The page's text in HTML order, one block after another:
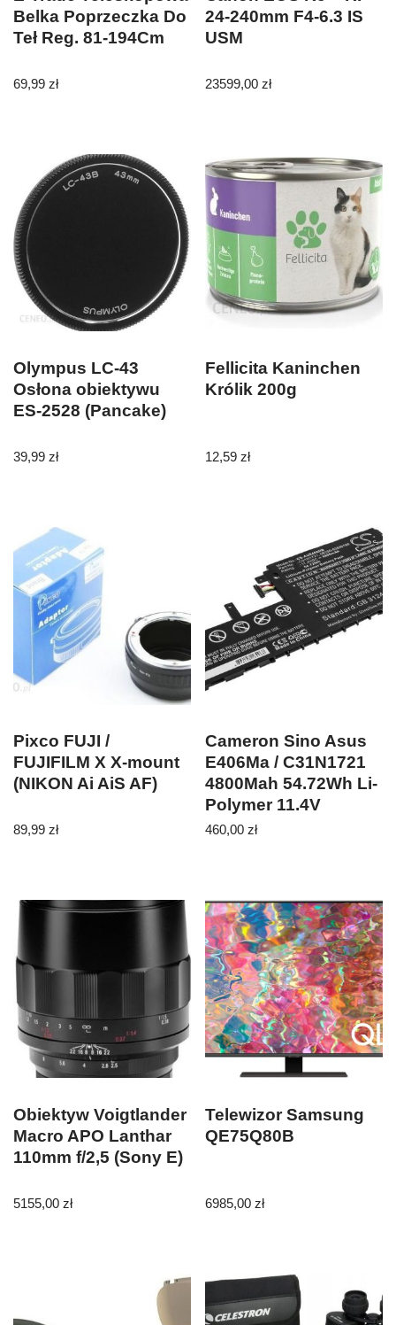
Belka Poprzeczka Do
Teł Reg. 81-194Cm
69,99 zł
24-240mm F4-6.3 IS
USM
23599,00zł
Olympus LC-43
Osłona obiektywu
ES-2528 (Pancake)
39,99 zł
Fellicita Kaninchen
Królik 200g
12,59zł
Pixco FUJI /
FUJIFILM X X-mount
(NIKON Ai AiS AF)
89,99 zł
Cameron Sino Asus
E406Ma / C31N1721
4800Mah 54.72Wh Li-
Polymer 11.4V
460,00zł
Obiektyw Voigtlander
Macro APO Lanthar
110mm f/2,5 (Sony E)
5155,00 zł
Telewizor Samsung
QE75Q80B
6985,00zł